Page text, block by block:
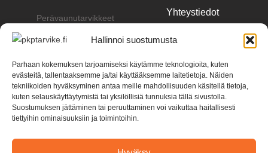
Hallinnoi suostumusta
Parhaan kokemuksen tarjoamiseksi käytämme teknologioita, kuten
evästeitä, tallentaaksemme ja/tai käyttääksemme laitetietoja. Näiden
tekniikoiden hyväksyminen antaa meille mahdollisuuden käsitellä tietoja,
kuten selauskäyttäytymistä tai yksilöllisiä tunnuksia tällä sivustolla.
Suostumuksen jättäminen tai peruuttaminen voi vaikuttaa haitallisesti
tiettyihin ominaisuuksiin ja toimintoihin.
Perävaunutarvikkeet
Perävaunut
Renkaat & vanteet
Yhteystiedot
pkp@pkptarvike.fi